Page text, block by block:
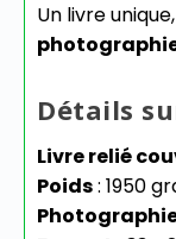
Un livre
Détails
Livre relié
Poids: 1950